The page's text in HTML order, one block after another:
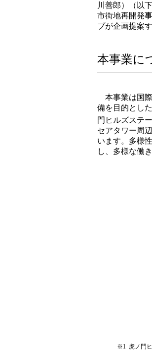
川善郎）（以
市街地再開発
プが企画提案
本事業に
本事業は国際
備を目的とし
門ヒルズステ
セアタワー周
います。多様
し、多様な働
※1 虎ノ門